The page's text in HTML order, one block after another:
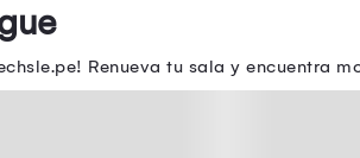
Renueva tu sala y encuentra